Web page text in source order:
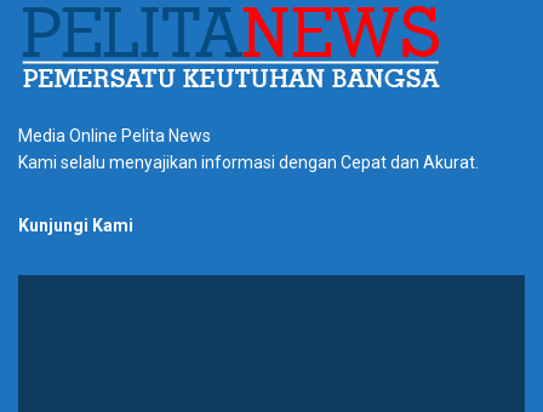
Media Online Pelita News
Kami selalu menyajikan informasi dengan Cepat dan Akurat.
Kunjungi Kami